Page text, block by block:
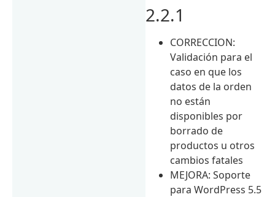
2.2.1
CORRECCION:
Validación para el
caso en que los
datos de la orden
no están
disponibles por
borrado de
productos u otros
cambios fatales
MEJORA: Soporte
para WordPress 5.5